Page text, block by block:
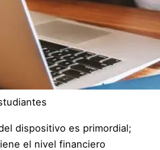
dispositivo es primordial;
el nivel financiero